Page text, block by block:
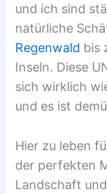
und ich sind
natürliche
Regenwald bis
Inseln. Diese
sich wirklich
und es ist
Hier zu leben
der perfekten
Landschaft